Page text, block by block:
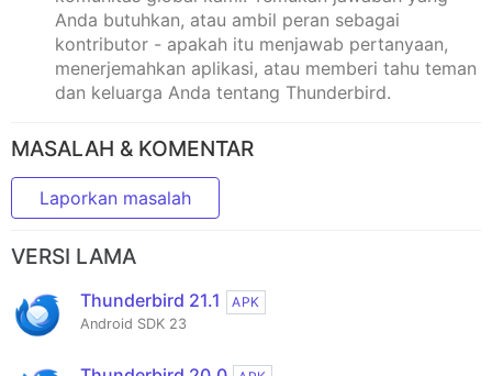
Anda butuhkan, atau ambil peran sebagai
kontributor - apakah itu menjawab pertanyaan,
menerjemahkan aplikasi, atau memberi tahu teman
dan keluarga Anda tentang Thunderbird.
MASALAH & KOMENTAR
Laporkan masalah
VERSI LAMA
Thunderbird 21.1
APK
Android SDK 23